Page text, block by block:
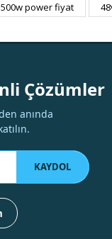
500w power fiyat
Çözümler
anında
KAYDOL